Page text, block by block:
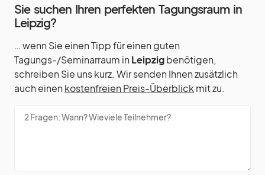
Sie suchen Ihren perfekten Tagungsraum in
Leipzig?
… wenn Sie einen Tipp für einen guten
Tagungs-/Seminarraum in Leipzigbenötigen,
schreiben Sie uns kurz. Wir senden Ihnen zusätzlich
auch einen kostenfreien Preis-Überblick mit zu.